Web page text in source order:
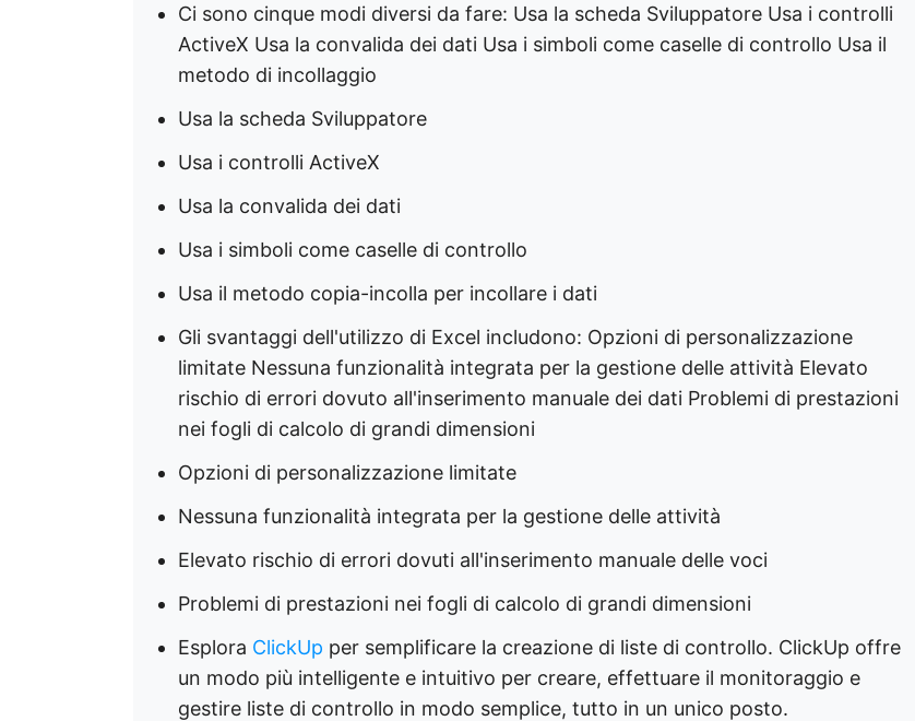
Ci sono cinque modi diversi da fare: Usa la scheda Sviluppatore Usa i controlli
ActiveX Usa la convalida dei dati Usa i simboli come caselle di controllo Usa il
metodo di incollaggio
Usa la scheda Sviluppatore
Usa i controlli ActiveX
Usa la convalida dei dati
Usa i simboli come caselle di controllo
Usa il metodo copia-incolla per incollare i dati
Gli svantaggi dell'utilizzo di Excel includono: Opzioni di personalizzazione
limitate Nessuna funzionalità integrata per la gestione delle attività Elevato
rischio di errori dovuto all'inserimento manuale dei dati Problemi di prestazioni
nei fogli di calcolo di grandi dimensioni
Opzioni di personalizzazione limitate
Nessuna funzionalità integrata per la gestione delle attività
Elevato rischio di errori dovuti all'inserimento manuale delle voci
Problemi di prestazioni nei fogli di calcolo di grandi dimensioni
Esplora ClickUp per semplificare la creazione di liste di controllo. ClickUp offre
un modo più intelligente e intuitivo per creare, effettuare il monitoraggio e
gestire liste di controllo in modo semplice, tutto in un unico posto.